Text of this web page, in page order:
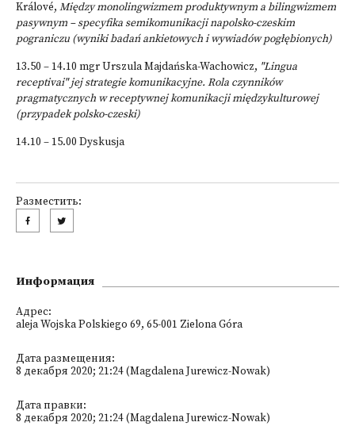
Králové, Między monolingwizmem produktywnym a bilingwizmem
pasywnym – specyfika semikomunikacji napolsko-czeskim
pograniczu (wyniki badań ankietowych i wywiadów pogłębionych)
13.50 – 14.10 mgr Urszula Majdańska-Wachowicz, "Lingua
receptivai" jej strategie komunikacyjne. Rola czynników
pragmatycznych w receptywnej komunikacji międzykulturowej
(przypadek polsko-czeski)
14.10 – 15.00 Dyskusja
Разместить:
Информация
Адрес:
aleja Wojska Polskiego 69, 65-001 Zielona Góra
Дата размещения:
8 декабря 2020; 21:24 (Magdalena Jurewicz-Nowak)
Дата правки:
8 декабря 2020; 21:24 (Magdalena Jurewicz-Nowak)